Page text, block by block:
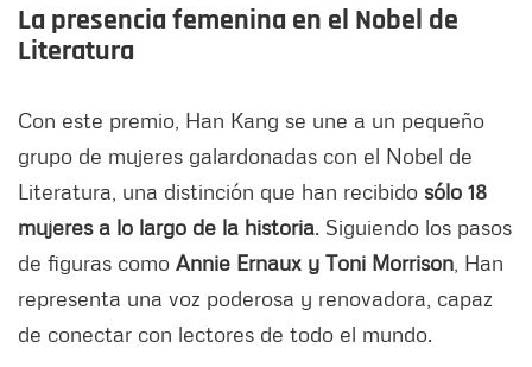
La presencia femenina en el Nobel de
Literatura
Con este premio, Han Kang se une a un pequeño
grupo de mujeres galardonadas con el Nobel de
Literatura, una distinción que han recibido sólo 18
mujeres a lo largo de la historia. Siguiendo los pasos
de figuras como Annie Ernaux y Toni Morrison , Han
representa una voz poderosa y renovadora, capaz
de conectar con lectores de todo el mundo.